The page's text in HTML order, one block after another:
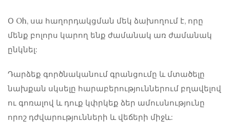
Օ Oh, սա հաղորդակցման մեկ ձախողում է, որը
մենք բոլորս կարող ենք ժամանակ առ ժամանակ
ընկնել:
Դարձեք գործնականում գրանցումը և մտածելը
նախքան սկսելը հարաբերություններում բղավելով
ու գոռալով և դուք կփրկեք ձեր ամուսնությունը
որոշ դժվարությունների և վեճերի միջև: